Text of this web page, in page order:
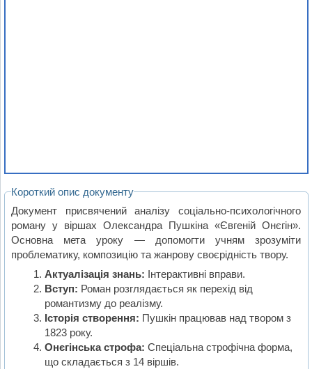
Короткий опис документу
Документ присвячений аналізу соціально-психологічного
роману у віршах Олександра Пушкіна «Євгеній Онєгін».
Основна мета уроку — допомогти учням зрозуміти
проблематику, композицію та жанрову своєрідність твору.
Актуалізація знань: Інтерактивні вправи.
Вступ: Роман розглядається як перехід від
романтизму до реалізму.
Історія створення: Пушкін працював над твором з
1823 року.
Онєгінська строфа: Спеціальна строфічна форма,
що складається з 14 віршів.